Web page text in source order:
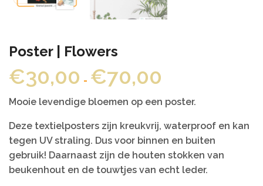
Poster | Flowers
€30,00 - €70,00
€70,00
Mooie levendige bloemen op een poster.
Deze textielposters zijn kreukvrij, waterproof en kan
tegen UV straling. Dus voor binnen en buiten
gebruik! Daarnaast zijn de houten stokken van
beukenhout en de touwtjes van echt leder.